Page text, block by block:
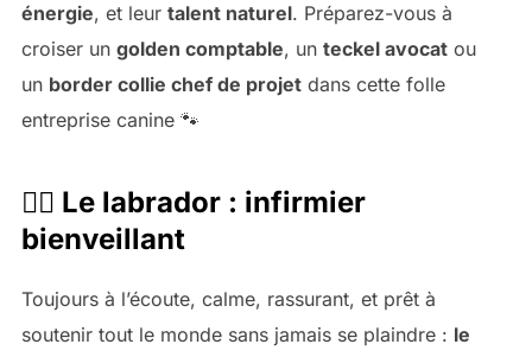
énergie, et leur talent naturel. Préparez-vous à
croiser un golden comptable, un teckel avocatou
un border collie chef de projetdans cette folle
entreprise canine 🐾
🧑‍⚕️ Le labrador : infirmier
bienveillant
Toujours à l’écoute, calme, rassurant, et prêt à
soutenir tout le monde sans jamais se plaindre : le